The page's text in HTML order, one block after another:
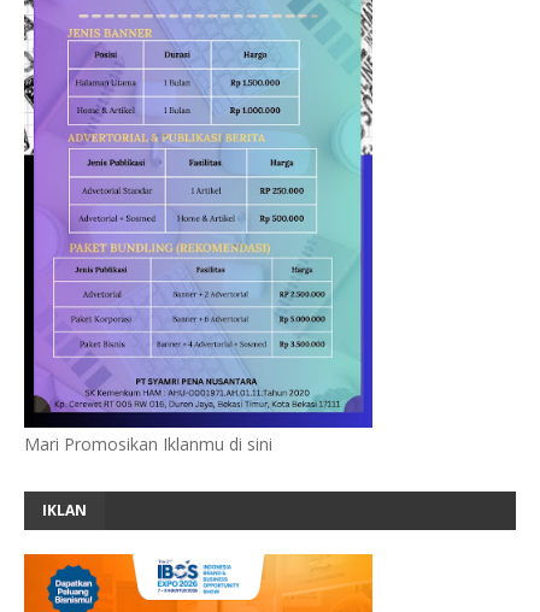
Mari Promosikan Iklanmu di sini
IKLAN